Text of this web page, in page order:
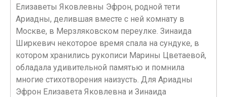
Елизаветы Яковлевны Эфрон, родной тети
Ариадны, делившая вместе с ней комнату в
Москве, в Мерзляковском переулке. Зинаида
Ширкевич некоторое время спала на сундуке, в
котором хранились рукописи Марины Цветаевой,
обладала удивительной памятью и помнила
многие стихотворения наизусть. Для Ариадны
Эфрон Елизавета Яковлевна и Зинаида